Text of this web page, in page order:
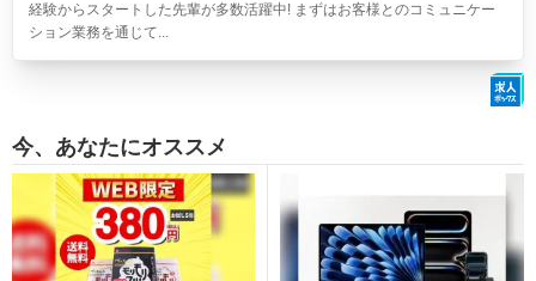
経験からスタートした先輩が多数活躍中! まずはお客様とのコミュニケー
ション業務を通じて...
今、あなたにオススメ